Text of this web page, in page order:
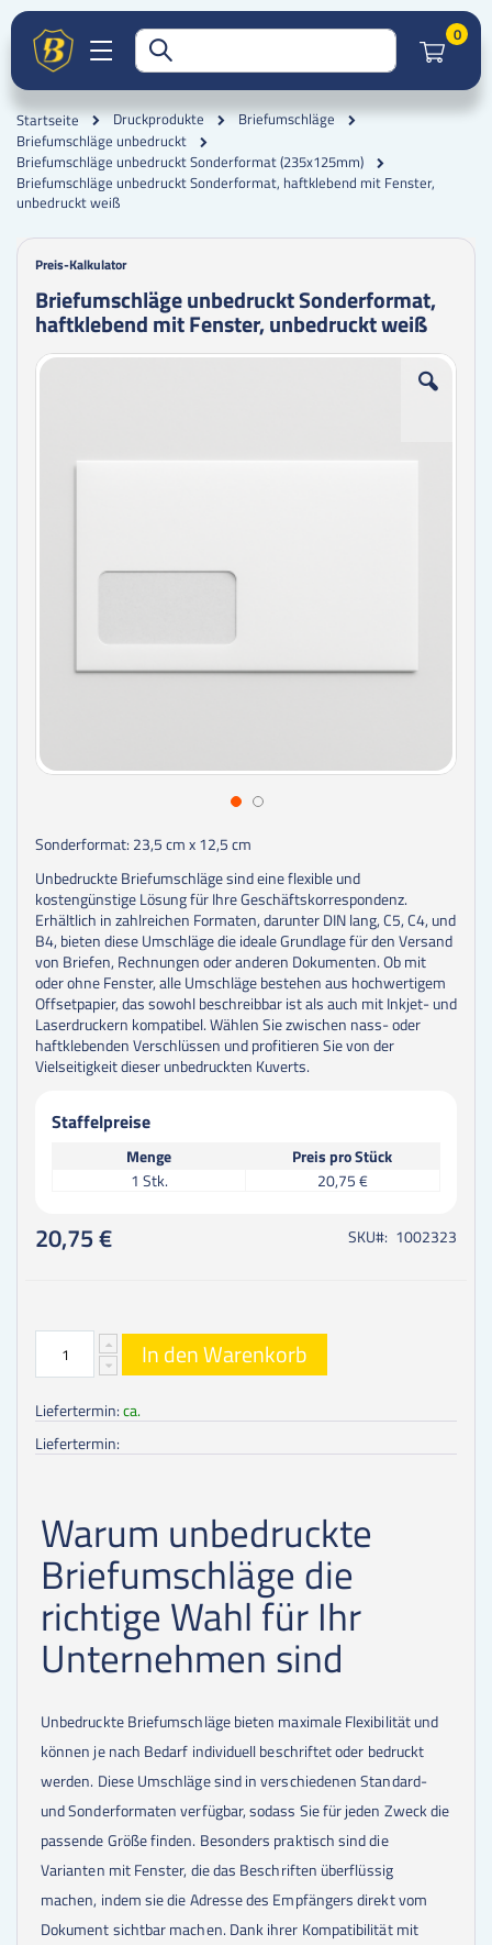
0
Startseite Druckprodukte
Briefumschläge
Briefumschläge unbedruckt
Briefumschläge unbedruckt Sonderformat (235x125mm)
Briefumschläge unbedruckt Sonderformat, haftklebend mit Fenster,
unbedruckt weiß
Preis-Kalkulator
Briefumschläge unbedruckt Sonderformat,
haftklebend mit Fenster, unbedruckt weiß
Zum
Zum
Sonderformat: 23,5 cm x 12,5 cm
Unbedruckte Briefumschläge sind eine flexible und
kostengünstige Lösung für Ihre Geschäftskorrespondenz.
Erhältlich in zahlreichen Formaten, darunter DIN lang, C5, C4, und
B4, bieten diese Umschläge die ideale Grundlage für den Versand
von Briefen, Rechnungen oder anderen Dokumenten. Ob mit
oder ohne Fenster, alle Umschläge bestehen aus hochwertigem
Offsetpapier, das sowohl beschreibbar ist als auch mit Inkjet- und
Laserdruckern kompatibel. Wählen Sie zwischen nass- oder
haftklebenden Verschlüssen und profitieren Sie von der
Vielseitigkeit dieser unbedruckten Kuverts.
Staffelpreise
Menge
Preis pro Stück
1 Stk. 20,75 €
20,75 € SKU 1002323
In den Warenkorb
Liefertermin:ca.
Liefertermin:
Warum unbedruckte
Briefumschläge die
richtige Wahl für Ihr
Unternehmen sind
Unbedruckte Briefumschläge bieten maximale Flexibilität und
können je nach Bedarf individuell beschriftet oder bedruckt
werden. Diese Umschläge sind in verschiedenen Standard-
und Sonderformaten verfügbar, sodass Sie für jeden Zweck die
passende Größe finden. Besonders praktisch sind die
Varianten mit Fenster, die das Beschriften überflüssig
machen, indem sie die Adresse des Empfängers direkt vom
Dokument sichtbar machen. Dank ihrer Kompatibilität mit